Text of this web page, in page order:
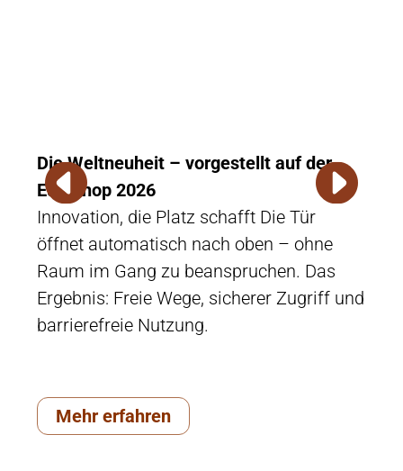
Die Weltneuheit – vorgestellt auf der
Euroshop 2026
Innovation, die Platz schafft Die Tür
öffnet automatisch nach oben – ohne
Raum im Gang zu beanspruchen. Das
Ergebnis: Freie Wege, sicherer Zugriff und
barrierefreie Nutzung.
Mehr erfahren